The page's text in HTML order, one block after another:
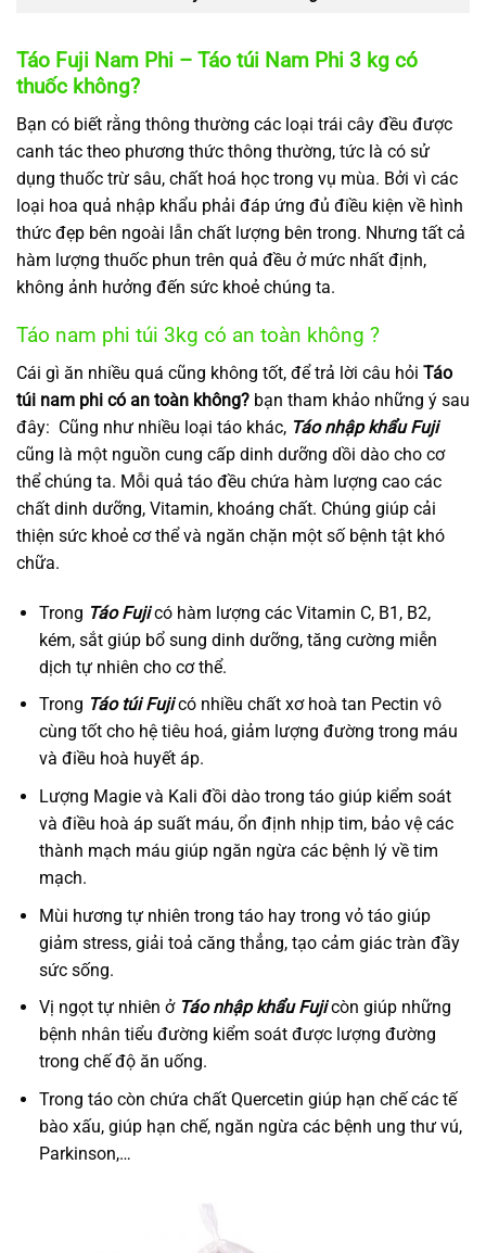
Táo Fuji Nam Phi – Táo túi Nam Phi 3 kg có
thuốc không?
Bạn có biết rằng thông thường các loại trái cây đều được
canh tác theo phương thức thông thường, tức là có sử
dụng thuốc trừ sâu, chất hoá học trong vụ mùa. Bởi vì các
loại hoa quả nhập khẩu phải đáp ứng đủ điều kiện về hình
thức đẹp bên ngoài lẫn chất lượng bên trong. Nhưng tất cả
hàm lượng thuốc phun trên quả đều ở mức nhất định,
không ảnh hưởng đến sức khoẻ chúng ta.
Táo nam phi túi 3kg có an toàn không ?
Cái gì ăn nhiều quá cũng không tốt, để trả lời câu hỏi Táo
túi nam phi có an toàn không? bạn tham khảo những ý sau
đây: Cũng như nhiều loại táo khác, Táo nhập khẩu Fuji
cũng là một nguồn cung cấp dinh dưỡng dồi dào cho cơ
thể chúng ta. Mỗi quả táo đều chứa hàm lượng cao các
chất dinh dưỡng, Vitamin, khoáng chất. Chúng giúp cải
thiện sức khoẻ cơ thể và ngăn chặn một số bệnh tật khó
chữa.
Trong Táo Fujicó hàm lượng các Vitamin C, B1, B2,
kém, sắt giúp bổ sung dinh dưỡng, tăng cường miễn
dịch tự nhiên cho cơ thể.
Trong Táo túi Fujicó nhiều chất xơ hoà tan Pectin vô
cùng tốt cho hệ tiêu hoá, giảm lượng đường trong máu
và điều hoà huyết áp.
Lượng Magie và Kali đồi dào trong táo giúp kiểm soát
và điều hoà áp suất máu, ổn định nhịp tim, bảo vệ các
thành mạch máu giúp ngăn ngừa các bệnh lý về tim
mạch.
Mùi hương tự nhiên trong táo hay trong vỏ táo giúp
giảm stress, giải toả căng thẳng, tạo cảm giác tràn đầy
sức sống.
Vị ngọt tự nhiên ở Táo nhập khẩu Fujicòn giúp những
bệnh nhân tiểu đường kiểm soát được lượng đường
trong chế độ ăn uống.
Trong táo còn chứa chất Quercetin giúp hạn chế các tế
bào xấu, giúp hạn chế, ngăn ngừa các bệnh ung thư vú,
Parkinson,…